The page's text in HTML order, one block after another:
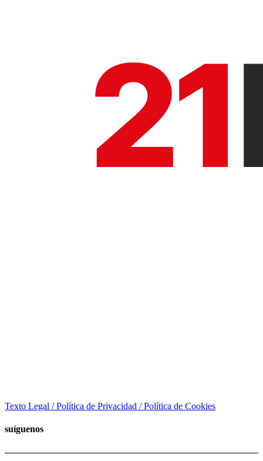
Texto Legal / Política de Privacidad / Política de Cookies
suíguenos